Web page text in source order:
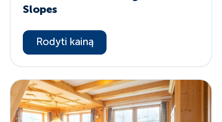
Slopes
Rodyti kainą